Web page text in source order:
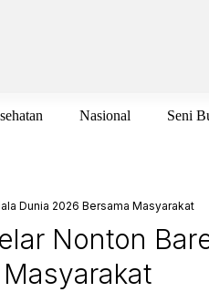
Nasional Seni
Dunia 2026 Bersama Masyarakat
Nonton